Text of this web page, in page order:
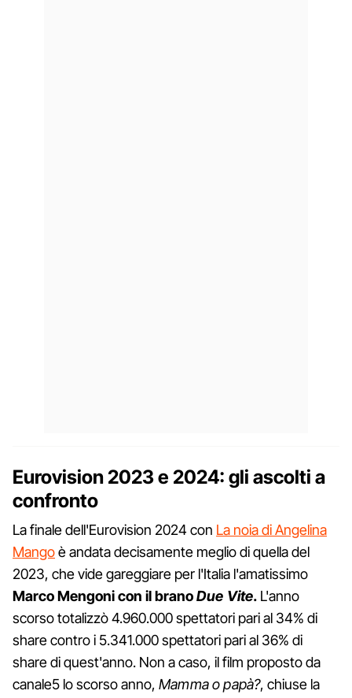
Eurovision 2023 e 2024: gli ascolti a
confronto
La finale dell'Eurovision 2024 con La noia di Angelina
Mangoè andata decisamente meglio di quella del
2023, che vide gareggiare per l'Italia l'amatissimo
Marco Mengoni con il branoDue Vite. L'anno
scorso totalizzò 4.960.000 spettatori pari al 34% di
share contro i 5.341.000 spettatori pari al 36% di
share di quest'anno. Non a caso, il film proposto da
canale5 lo scorso anno, Mamma o papà?, chiuse la